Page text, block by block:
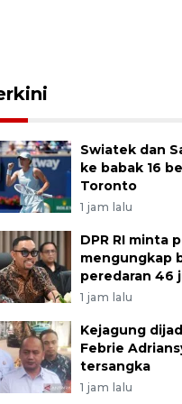
Swiatek dan
ke babak 16
Toronto
1 jam lalu
DPR RI minta
mengungkap
peredaran 46
1 jam lalu
Kejagung
Febrie
tersangka
1 jam lalu